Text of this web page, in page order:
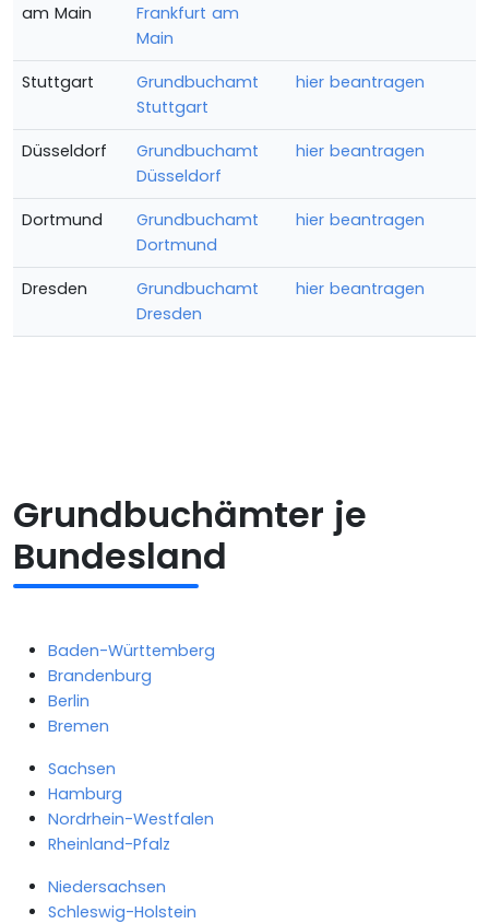
am Main
Frankfurt am
Main
Stuttgart
Grundbuchamt
Stuttgart
hier beantragen
Düsseldorf
Grundbuchamt
Düsseldorf
hier beantragen
Dortmund
Grundbuchamt
Dortmund
hier beantragen
Dresden
Grundbuchamt
Dresden
hier beantragen
Grundbuchämter je
Bundesland
Baden-Württemberg
Brandenburg
Berlin
Bremen
Sachsen
Hamburg
Nordrhein-Westfalen
Rheinland-Pfalz
Niedersachsen
Schleswig-Holstein